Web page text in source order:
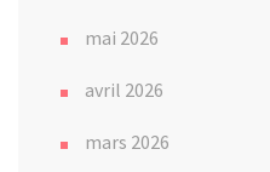
mai 2026
avril 2026
mars 2026